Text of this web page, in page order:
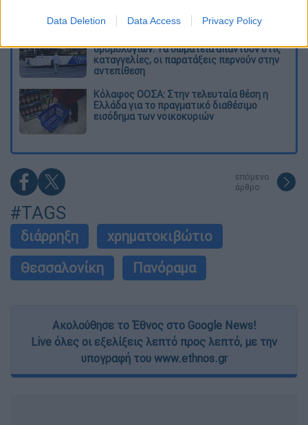
Data Deletion Data Access Privacy Policy
δρομολογίων: Τα σωματεία απαντούν στις
καταγγελίες, οι παρατάξεις περνούν στην
αντεπίθεση
Κόλαφος ΟΟΣΑ: Στην τελευταία θέση η
Ελλάδα για το πραγματικό διαθέσιμο
εισόδημα των νοικοκυριών
επόμενο
άρθρο
#TAGS
διάρρηξη
χρηματοκιβώτιο
Θεσσαλονίκη
Πανόραμα
Ακολούθησε το Έθνος στο Google News!
Live όλες οι εξελίξεις λεπτό προς λεπτό, με την
υπογραφή του www.ethnos.gr